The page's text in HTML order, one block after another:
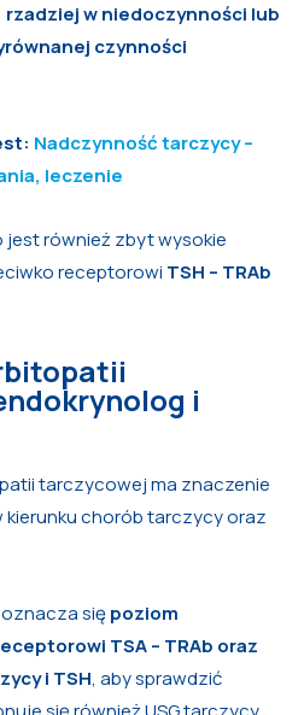
w niedoczynności lub
czynności
Nadczynność tarczycy –
leczenie
również zbyt wysokie
receptorowi TSH – TRAb
i
tarczycowej ma znaczenie
kierunku chorób tarczycy oraz
siępoziom
TSA – TRAb oraz
i TSH, aby sprawdzić